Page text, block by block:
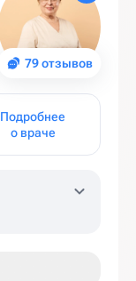
79 отзывов
Подробнее
о враче